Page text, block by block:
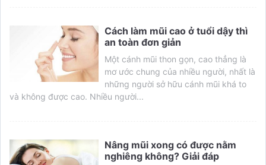
Cách làm mũi cao ở tuổi dậy thì
an toàn đơn giản
Một cánh mũi thon gọn, cao thẳng là
mơ ước chung của nhiều người, nhất là
những người sở hữu cánh mũi khá to
và không được cao. Nhiều người...
Nâng mũi xong có được nằm
nghiêng không? Giải đáp